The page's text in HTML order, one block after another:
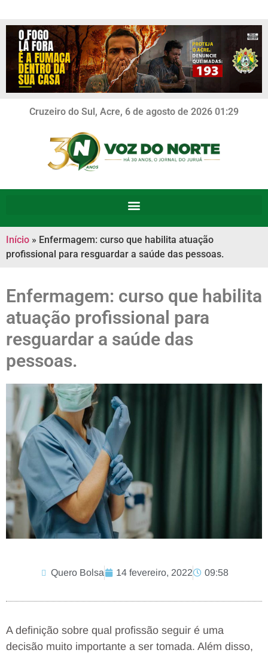
Cruzeiro do Sul, Acre, 6 de agosto de 2026 01:29
Início » Enfermagem: curso que habilita atuação
profissional para resguardar a saúde das pessoas.
Enfermagem: curso que habilita
atuação profissional para
resguardar a saúde das
pessoas.
Quero Bolsa 14 fevereiro, 2022 09:58
A definição sobre qual profissão seguir é uma
decisão muito importante a ser tomada. Além disso,